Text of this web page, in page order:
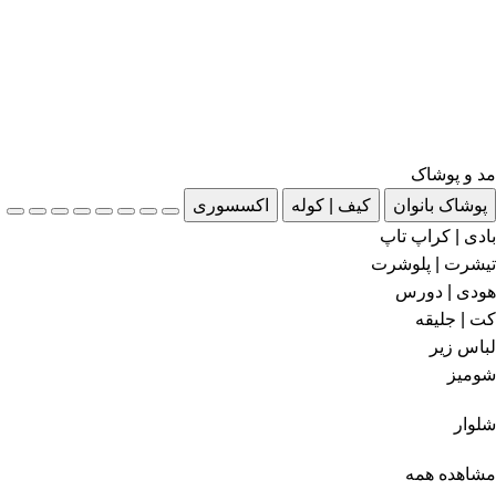
مد و پوشاک
پوشاک بانوان
کیف | کوله
اکسسوری
بادی | کراپ تاپ
تیشرت | پلوشرت
هودی | دورس
کت | جلیقه
لباس زیر
شومیز
شلوار
مشاهده همه